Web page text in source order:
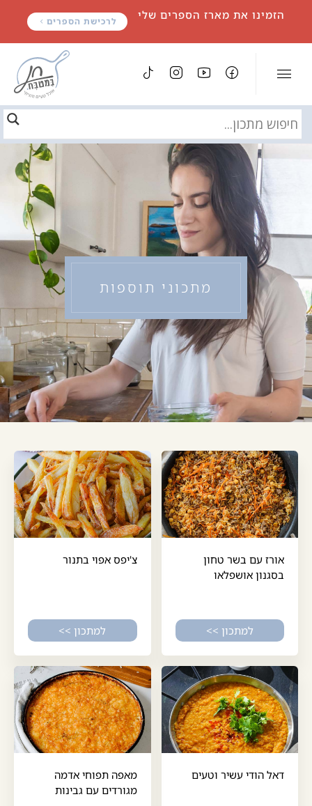
הזמינו את מארז הספרים שלי לרכישת הספרים
מתכוני תוספות
אורז עם בשר טחון
בסגנון אושפלאו
למתכון >>
צ'יפס אפוי בתנור
למתכון >>
דאל הודי עשיר וטעים
מאפה תפוחי אדמה
מגורדים עם גבינות